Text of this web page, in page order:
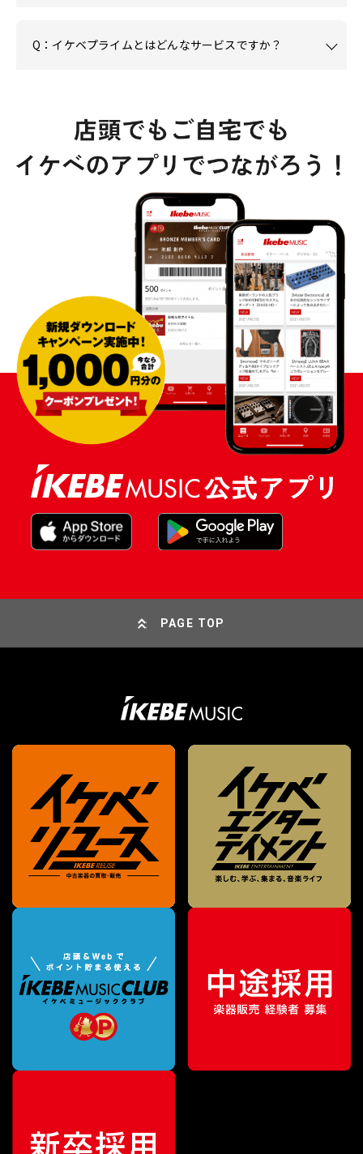
販売価格¥28,600（税込）
Q：イケベプライムとはどんなサービスですか？
PAGE TOP